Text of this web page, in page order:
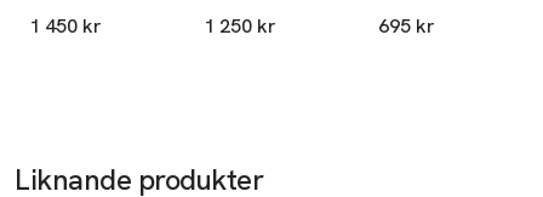
Clay Beige
1 450 kr
- Wild At Heart -
1 250 kr
Waves,
695 kr
Liknande produkter